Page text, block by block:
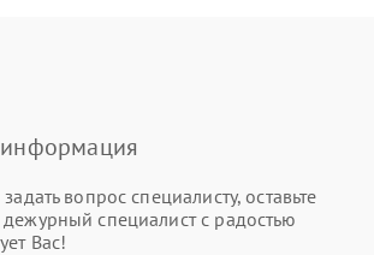
вопрос специалисту, оставьте
специалист с радостью
Вас!